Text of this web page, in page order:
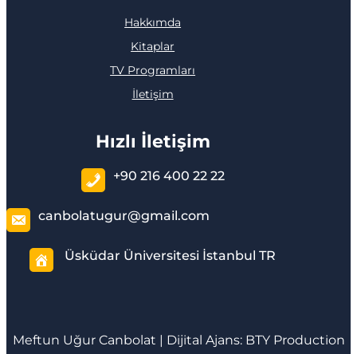
Hakkımda
Kitaplar
TV Programları
İletişim
Hızlı İletişim
+90 216 400 22 22
canbolatugur@gmail.com
Üsküdar Üniversitesi İstanbul TR
Meftun Uğur Canbolat | Dijital Ajans: BTY Production